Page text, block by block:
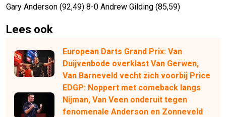
Gary Anderson (92,49) 8-0 Andrew Gilding (85,59)
Lees ook
European Darts Grand Prix: Van
Duijvenbode overklast Van Gerwen,
Van Barneveld vecht zich voorbij Price
EDGP: Noppert met comeback langs
Nijman, Van Veen onderuit tegen
fenomenale Anderson en Zonneveld